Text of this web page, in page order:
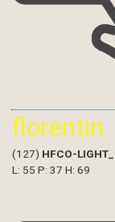
florentin
(127) HFCO-
L: 55 P: 37 H: 69